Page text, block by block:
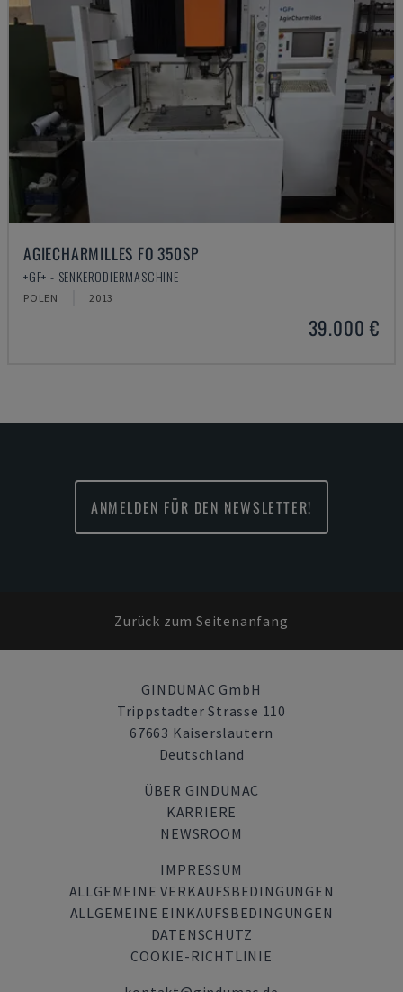
AGIECHARMILLES FO 350SP
+GF+ - SENKERODIERMASCHINE
POLEN 2013
39.000 €
ANMELDEN FÜR DEN NEWSLETTER!
Zurück zum Seitenanfang
GINDUMAC GmbH
Trippstadter Strasse 110
67663 Kaiserslautern
Deutschland
ÜBER GINDUMAC
KARRIERE
NEWSROOM
IMPRESSUM
ALLGEMEINE VERKAUFSBEDINGUNGEN
ALLGEMEINE EINKAUFSBEDINGUNGEN
DATENSCHUTZ
COOKIE-RICHTLINIE